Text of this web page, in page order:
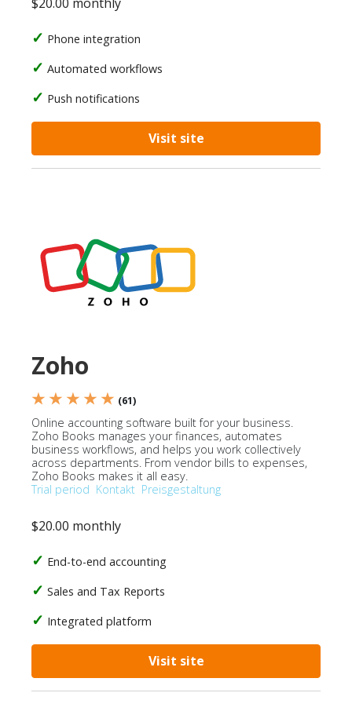
Phone integration
Automated workflows
Push notifications
Visit site
Zoho
★ ★ ★ ★ ★ (61)
Online accounting software built for your business.
Zoho Books manages your finances, automates
business workflows, and helps you work collectively
across departments. From vendor bills to expenses,
Zoho Books makes it all easy.
Trial period Kontakt Preisgestaltung
$20.00 monthly
End-to-end accounting
Sales and Tax Reports
Integrated platform
Visit site